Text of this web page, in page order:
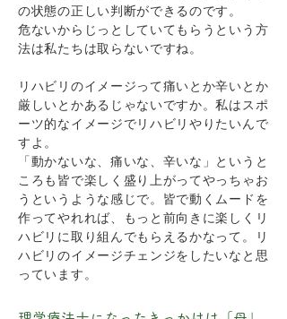
の状態の正しい判断ができるのです。
危ないからじっとしていてもらうという方
法は私たちは取らないですね。
リハビリのイメージって痛いとか辛いとか
厳しいとかあるじゃないですか。私はスポ
ーツ的なイメージでリハビリやりたいんで
すよ。
「動かないな、痛いな、辛いな」というと
ころも皆で楽しく盛り上がってやっちゃお
うというような感じで。皆で動くムードを
作ってやれれば、もっと前向きに楽しくリ
ハビリに取り組んでもらえるかなって。リ
ハビリのイメージチェンジをしたいなと思
っています。